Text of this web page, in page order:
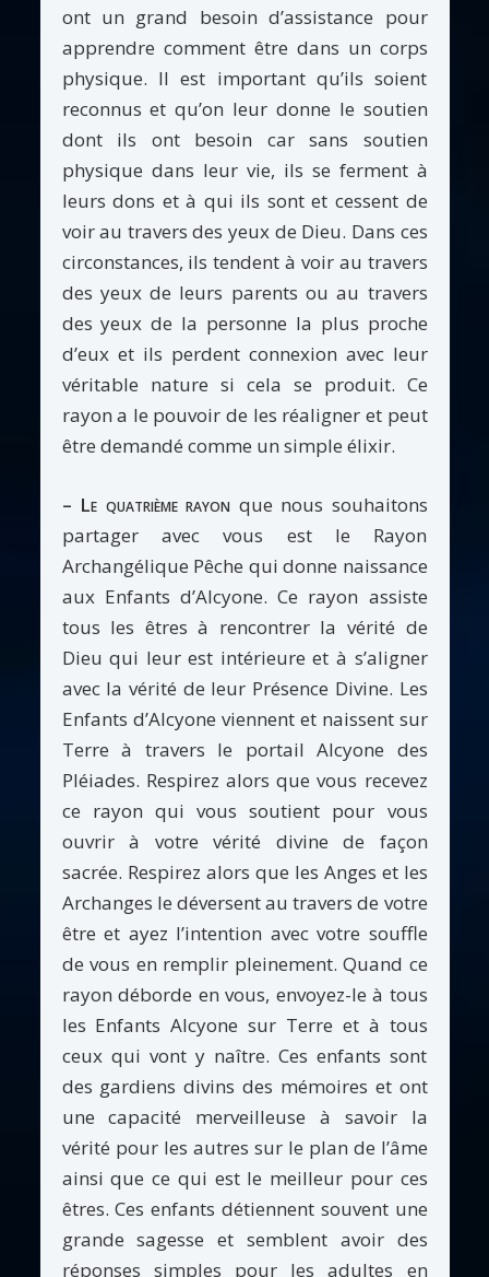
ont un grand besoin d’assistance pour
apprendre comment être dans un corps
physique. Il est important qu’ils soient
reconnus et qu’on leur donne le soutien
dont ils ont besoin car sans soutien
physique dans leur vie, ils se ferment à
leurs dons et à qui ils sont et cessent de
voir au travers des yeux de Dieu. Dans ces
circonstances, ils tendent à voir au travers
des yeux de leurs parents ou au travers
des yeux de la personne la plus proche
d’eux et ils perdent connexion avec leur
véritable nature si cela se produit. Ce
rayon a le pouvoir de les réaligner et peut
être demandé comme un simple élixir.
– Le quatrième rayon que nous souhaitons
partager avec vous est le Rayon
Archangélique Pêche qui donne naissance
aux Enfants d’Alcyone. Ce rayon assiste
tous les êtres à rencontrer la vérité de
Dieu qui leur est intérieure et à s’aligner
avec la vérité de leur Présence Divine. Les
Enfants d’Alcyone viennent et naissent sur
Terre à travers le portail Alcyone des
Pléiades. Respirez alors que vous recevez
ce rayon qui vous soutient pour vous
ouvrir à votre vérité divine de façon
sacrée. Respirez alors que les Anges et les
Archanges le déversent au travers de votre
être et ayez l’intention avec votre souffle
de vous en remplir pleinement. Quand ce
rayon déborde en vous, envoyez-le à tous
les Enfants Alcyone sur Terre et à tous
ceux qui vont y naître. Ces enfants sont
des gardiens divins des mémoires et ont
une capacité merveilleuse à savoir la
vérité pour les autres sur le plan de l’âme
ainsi que ce qui est le meilleur pour ces
êtres. Ces enfants détiennent souvent une
grande sagesse et semblent avoir des
réponses simples pour les adultes en